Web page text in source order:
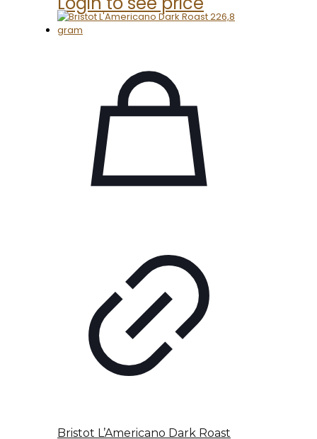
Bristot L’Americano Dark Roast